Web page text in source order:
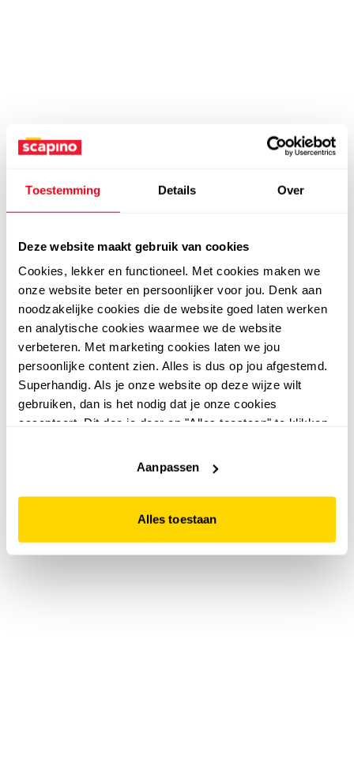
Toestemming Details Over
Deze website maakt gebruik van cookies
Cookies, lekker en functioneel. Met cookies maken we
onze website beter en persoonlijker voor jou. Denk aan
noodzakelijke cookies die de website goed laten werken
en analytische cookies waarmee we de website
verbeteren. Met marketing cookies laten we jou
persoonlijke content zien. Alles is dus op jou afgestemd.
Superhandig. Als je onze website op deze wijze wilt
gebruiken, dan is het nodig dat je onze cookies
accepteert. Dit doe je door op "Alles toestaan" te klikken.
website niet optimaal functioneert.
Aanpassen
Alles toestaan